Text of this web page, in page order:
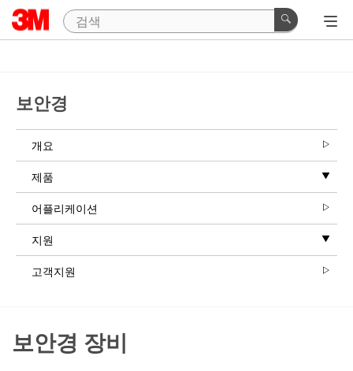
보안경
개요
제품
어플리케이션
지원
고객지원
보안경 장비